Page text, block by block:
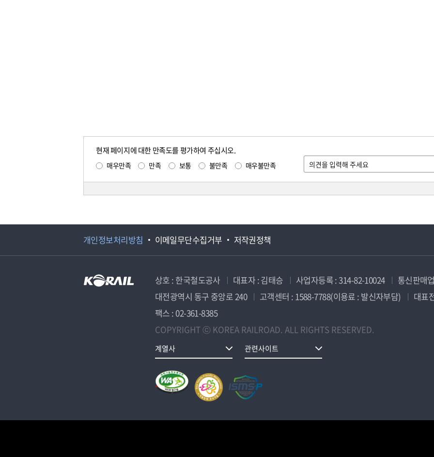
현재 페이지에 대한 만족도를 평가하여 주십시오.
매우만족 만족 보통 불만족 매우불만족
개인정보처리방침 이메일무단수집거부 저작권정책
상호 : 한국철도공사 대표자 : 김태승 사업자등록 : 314-82-10024
통신판매
대전광역시 동구 중앙로 240
고객센터 : 1588-7788(이용료 : 발신자부담)
대표
팩스 : 02-361-8385
COPYRIGHT ⓒ KOREA RAILROAD. ALL RIGHTS RESERVED.
계열사 관련사이트